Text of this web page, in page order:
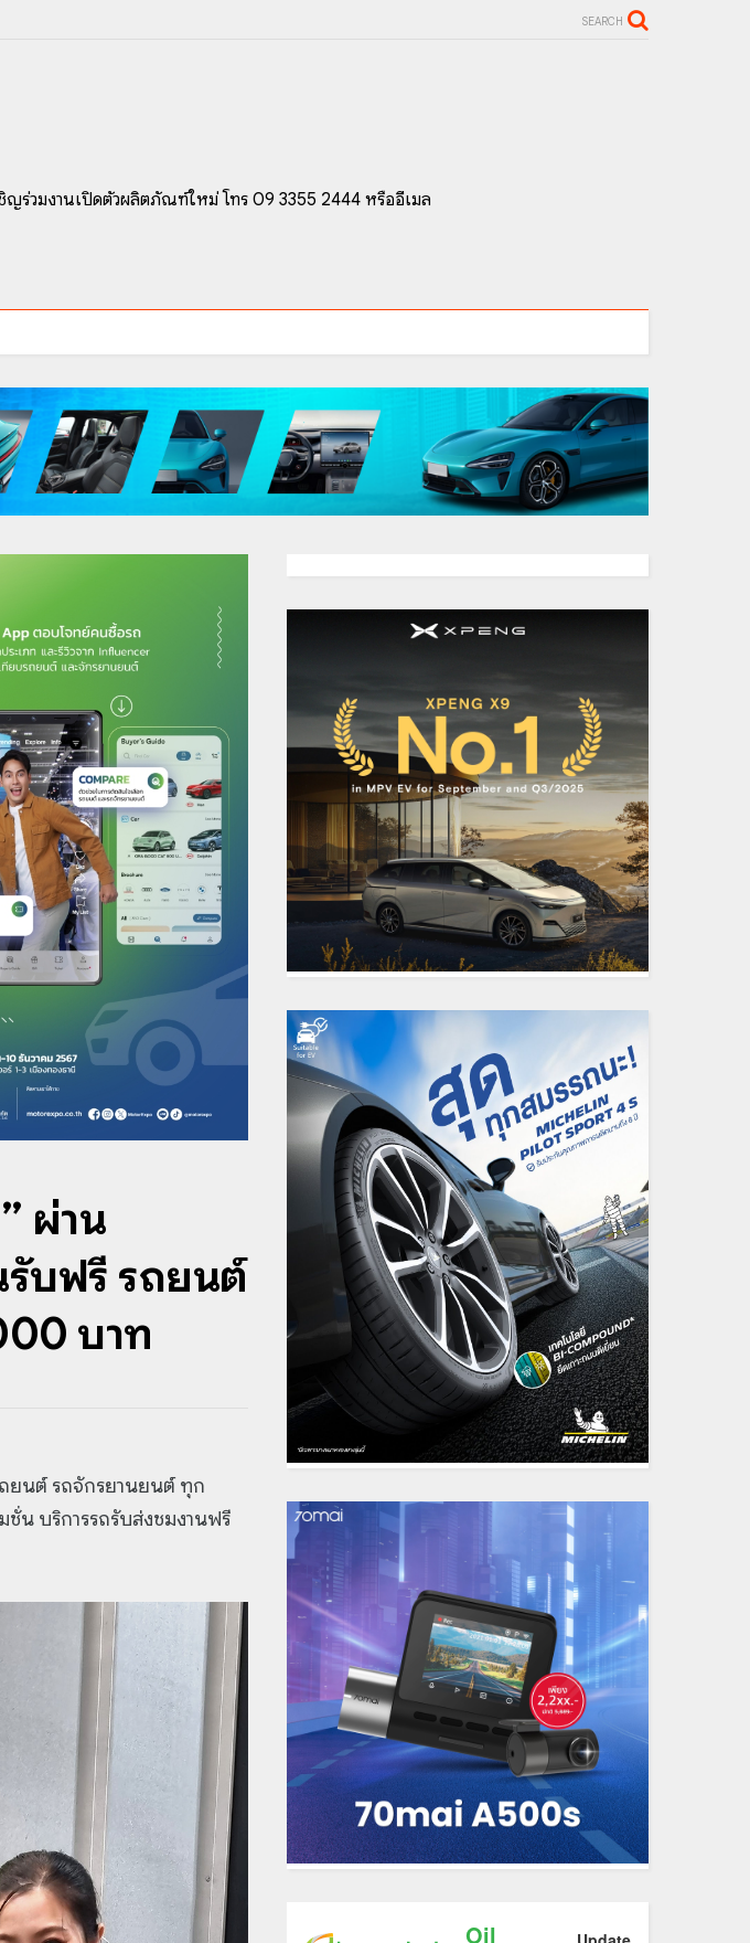
SEARCH
ร่วมงานเปิดตัวผลิตภัณฑ์ใหม่ โทร 09 3355 2444 หรืออีเมล
ผ่าน
รับฟรี รถยนต์
บาท
ถยนต์ รถจักรยานยนต์ ทุก
ชั่น บริการรถรับส่งชมงานฟรี